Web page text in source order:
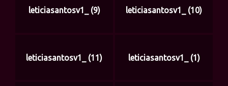
leticiasantosv1_ (9) leticiasantosv1_ (10)
leticiasantosv1_ (11) leticiasantosv1_ (1)